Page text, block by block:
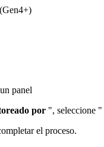
panel
por ", seleccione "
el proceso.